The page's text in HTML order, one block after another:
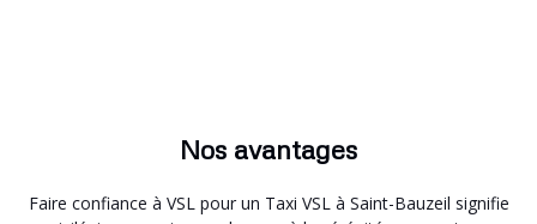
Nos avantages
Faire confiance à VSL pour un Taxi VSL à Saint-Bauzeil signifie